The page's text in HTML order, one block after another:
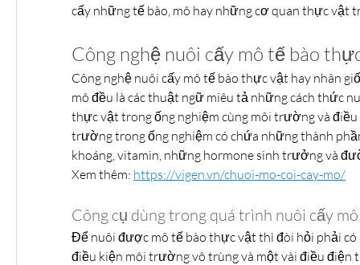
cấy những tế bào, mô hay những cơ quan thực vật
Công nghệ nuôi cấy mô tế bào
Công nghệ nuôi cấy mô tế bào thực vật hay nhân
mô đều là các thuật ngữ miêu tả những cách thức
thực vật trong ống nghiệm cùng môi trường và
trường trong ống nghiệm có chứa những thành
khoáng, vitamin, những hormone sinh trưởng và
Xem thêm: https://vigen.vn/chuoi-mo-coi-cay-mo/
Công cụ dùng trong quá trình nuôi cấy
Để nuôi được mô tế bào thực vật thì đòi hỏi phải
điều kiện môi trường vô trùng và một vài điều điện